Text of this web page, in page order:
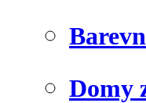
Domy